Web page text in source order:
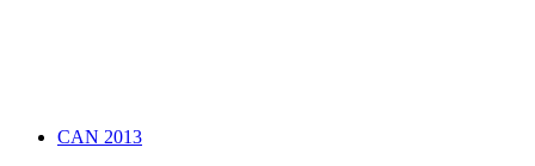
CAN 2013